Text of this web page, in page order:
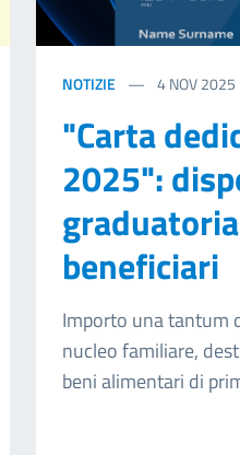
NOTIZIE 4NOV 2025
"Carta
2025":
beneficiari
Importo una tantum
nucleo familiare,
beni alimentari di